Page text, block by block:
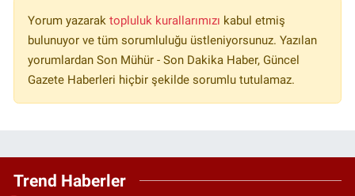
Yorum yazarak topluluk kurallarımızı kabul etmiş
bulunuyor ve tüm sorumluluğu üstleniyorsunuz. Yazılan
yorumlardan Son Mühür - Son Dakika Haber, Güncel
Gazete Haberleri hiçbir şekilde sorumlu tutulamaz.
Trend Haberler